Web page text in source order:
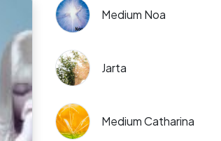
Medium Noa
Jarta
Medium Catharina